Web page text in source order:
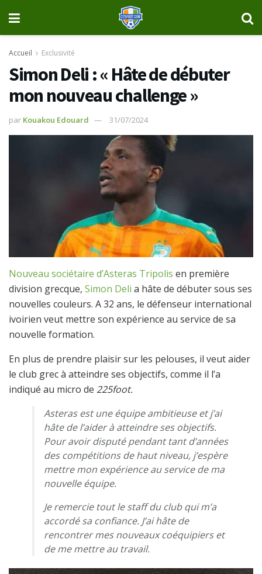
Accueil Exclusivité
Simon Deli : « Hâte de débuter
mon nouveau challenge »
par Kouakou Edouard 31/07/2024
Nouveau sociétaire d’Asteras Tripolis en première
division grecque, Simon Deli a hâte de débuter sous ses
nouvelles couleurs. A 32 ans, le défenseur international
ivoirien veut mettre son expérience au service de sa
nouvelle formation.
En plus de prendre plaisir sur les pelouses, il veut aider
le club grec à atteindre ses objectifs, comme il l’a
indiqué au micro de 225foot.
Asteras est une équipe ambitieuse et j’ai
hâte de l’aider à atteindre ses objectifs.
Pour avoir disputé pendant tant d’années
des compétitions de haut niveau, j’espère
mettre mon expérience au service de ma
nouvelle équipe.
Je remercie tout le staff du club qui m’a
accordé sa confiance. J’ai hâte de
rencontrer mes nouveaux coéquipiers et
de me mettre au travail.